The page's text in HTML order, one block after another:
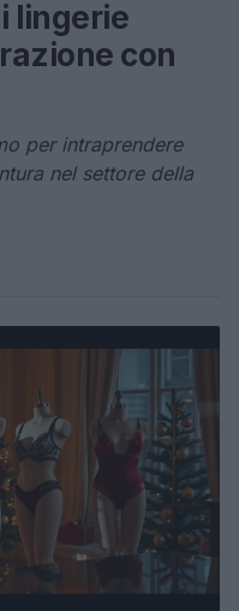
lingerie
con
per intraprendere
nel settore della